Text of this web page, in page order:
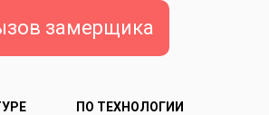
ПО ТЕХНОЛОГИИ
замерщика